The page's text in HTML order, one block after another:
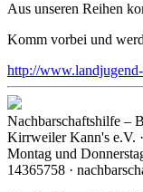
Aus unseren Reihen
Komm vorbei und
http://
Nachbarschaftshilfe –
Kirrweiler Kann's e.V.
Montag und
14365758 ·